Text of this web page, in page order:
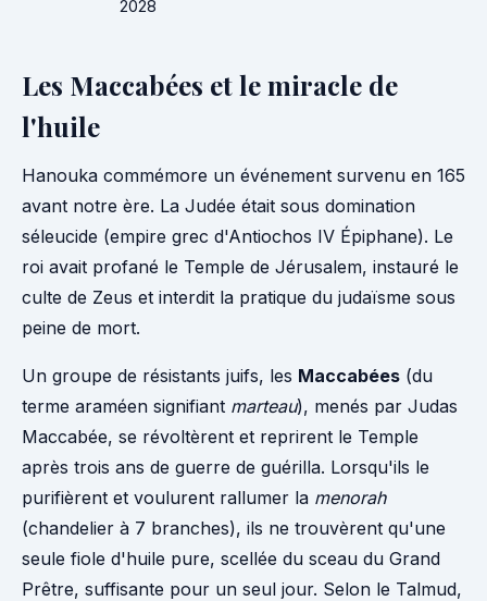
2028
Les Maccabées et le miracle de
l'huile
Hanouka commémore un événement survenu en 165
avant notre ère. La Judée était sous domination
séleucide (empire grec d'Antiochos IV Épiphane). Le
roi avait profané le Temple de Jérusalem, instauré le
culte de Zeus et interdit la pratique du judaïsme sous
peine de mort.
Un groupe de résistants juifs, les Maccabées (du
terme araméen signifiant marteau), menés par Judas
Maccabée, se révoltèrent et reprirent le Temple
après trois ans de guerre de guérilla. Lorsqu'ils le
purifièrent et voulurent rallumer la menorah
(chandelier à 7 branches), ils ne trouvèrent qu'une
seule fiole d'huile pure, scellée du sceau du Grand
Prêtre, suffisante pour un seul jour. Selon le Talmud,